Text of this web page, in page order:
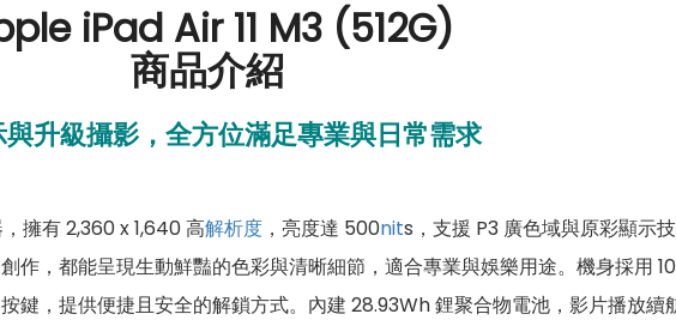
iPad Air 11 M3 (512G)
商品介紹
升級攝影，全方位滿足專業與日常需求
擁有 2,360 x 1,640 高解析度 ，亮度達 500nits，支援 P3 廣色域與原彩顯示
，都能呈現生動鮮豔的色彩與清晰細節，適合專業與娛樂用途。機身採用
鍵，提供便捷且安全的解鎖方式。內建 28.93Wh 鋰聚合物電池，影片播放續